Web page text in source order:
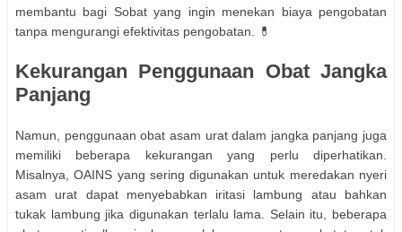
membantu bagi Sobat yang ingin menekan biaya pengobatan
tanpa mengurangi efektivitas pengobatan. 💊
Kekurangan Penggunaan Obat Jangka
Panjang
Namun, penggunaan obat asam urat dalam jangka panjang juga
memiliki beberapa kekurangan yang perlu diperhatikan.
Misalnya, OAINS yang sering digunakan untuk meredakan nyeri
asam urat dapat menyebabkan iritasi lambung atau bahkan
tukak lambung jika digunakan terlalu lama. Selain itu, beberapa